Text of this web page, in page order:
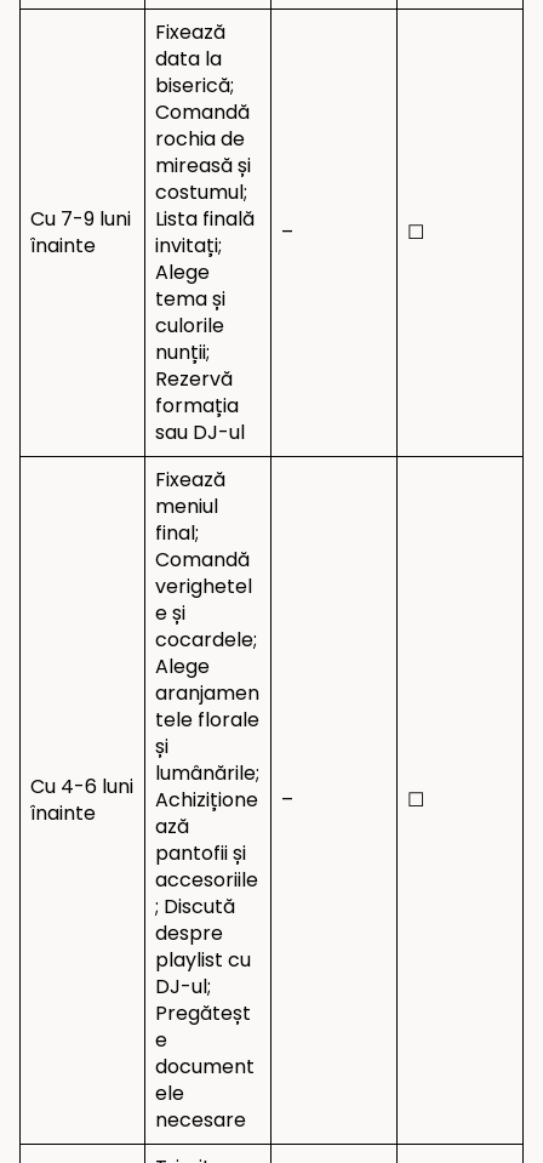
Cu 7-9 luni
înainte
Fixează
data la
biserică;
Comandă
rochia de
mireasă și
costumul;
Lista finală
invitați;
Alege
tema și
culorile
nunții;
Rezervă
formația
sau DJ-ul
– ☐
Cu 4-6 luni
înainte
Fixează
meniul
final;
Comandă
verighetel
e și
cocardele;
Alege
aranjamen
tele florale
și
lumânările;
Achizițione
ază
pantofii și
accesoriile
; Discută
despre
playlist cu
DJ-ul;
Pregăteșt
e
document
ele
necesare
– ☐